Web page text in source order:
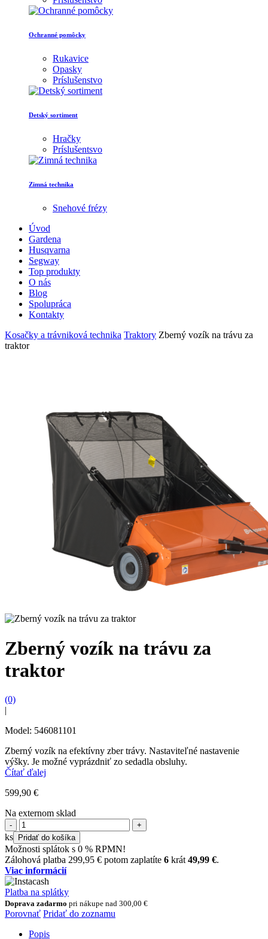
Ochranné pomôcky
Rukavice
Opasky
Príslušenstvo
Detský sortiment
Hračky
Príslušentsvo
Zimná technika
Snehové frézy
Úvod
Gardena
Husqvarna
Segway
Top produkty
O nás
Blog
Spolupráca
Kontakty
Kosačky a trávniková technika Traktory Zberný vozík na trávu za
traktor
Zberný vozík na trávu za
traktor
(0)
|
Model: 546081101
Zberný vozík na efektívny zber trávy. Nastaviteľné nastavenie
výšky. Je možné vyprázdniť zo sedadla obsluhy.
Čítať ďalej
599,90 €
Na externom sklad
množstvo
Zberný
vozík
na
trávu
za
traktor
ks Pridať do košíka
Možnosti splátok s 0 % RPMN!
Zálohová platba 299,95 € potom zaplatíte 6 krát 49,99 €.
Viac informácií
Platba na splátky
Doprava zadarmo pri nákupe nad 300,00 €
Porovnať Pridať do zoznamu
Popis